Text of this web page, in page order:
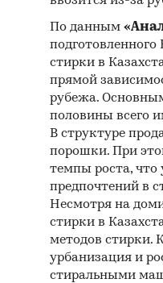
По данным
подготовленного
стирки в
прямой
рубежа.
половины всего
В структуре
порошки. При
темпы роста, что
предпочтений в
Несмотря на
стирки в
методов стирки.
урбанизация и
стиральными